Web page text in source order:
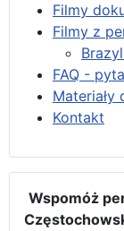
Filmy
Filmy z
FAQ -
Materiały
Kontakt
Wspomóż